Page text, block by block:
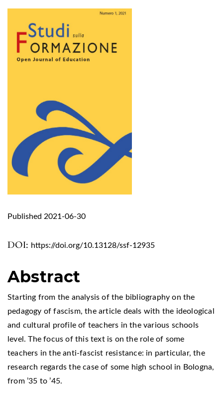
DOI: https://doi.org/10.13128/ssf-12935
Published 2021-06-30
Abstract
Starting from the analysis of the bibliography on the
pedagogy of fascism, the article deals with the ideological
and cultural profile of teachers in the various schools
level. The focus of this text is on the role of some
teachers in the anti-fascist resistance: in particular, the
research regards the case of some high school in Bologna,
from ’35 to ’45.